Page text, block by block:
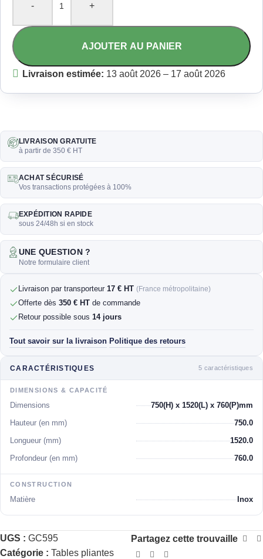
- +
AJOUTER AU PANIER
Livraison estimée: 13 août 2026 – 17 août 2026
LIVRAISON GRATUITE
à partir de 350 € HT
ACHAT SÉCURISÉ
Vos transactions protégées à 100%
EXPÉDITION RAPIDE
sous 24/48h si en stock
UNE QUESTION ?
Notre formulaire client
Livraison par transporteur 17 € HT (France métropolitaine)
Offerte dès 350 € HT de commande
Retour possible sous 14 jours
Tout savoir sur la livraison· Politique des retours
CARACTÉRISTIQUES 5 caractéristiques
DIMENSIONS & CAPACITÉ
Dimensions 750(H) x 1520(L) x 760(P)mm
Hauteur (en mm) 750.0
Longueur (mm) 1520.0
Profondeur (en mm) 760.0
CONSTRUCTION
Matière Inox
UGS : GC595
Catégorie : Tables pliantes
Partagez cette trouvaille